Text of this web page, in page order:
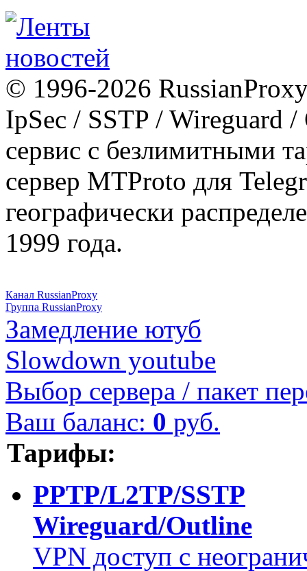
© 1996-2026
IpSec / SSTP / Wireguard
сервис с безлимитными
сервер MTProto для
географически
1999 года.
Канал RussianProxy
Группа RussianProxy
Замедление ютуб
Slowdown youtube
Выбор сервера / пакет
Ваш баланс: 0 руб.
Тарифы:
PPTP/L2TP/SSTP
Wireguard/Outline
VPN доступ с